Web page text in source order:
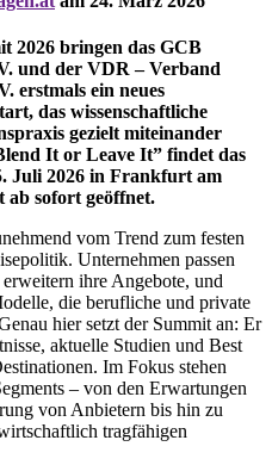
2026 bringen das GCB
und der VDR – Verband
erstmals ein neues
das wissenschaftliche
gezielt miteinander
It or Leave It” findet das
Juli 2026 in Frankfurt am
ab sofort geöffnet.
vom Trend zum festen
Unternehmen passen
ihre Angebote, und
die berufliche und private
hier setzt der Summit an: Er
aktuelle Studien und Best
Im Fokus stehen
– von den Erwartungen
von Anbietern bis hin zu
tragfähigen